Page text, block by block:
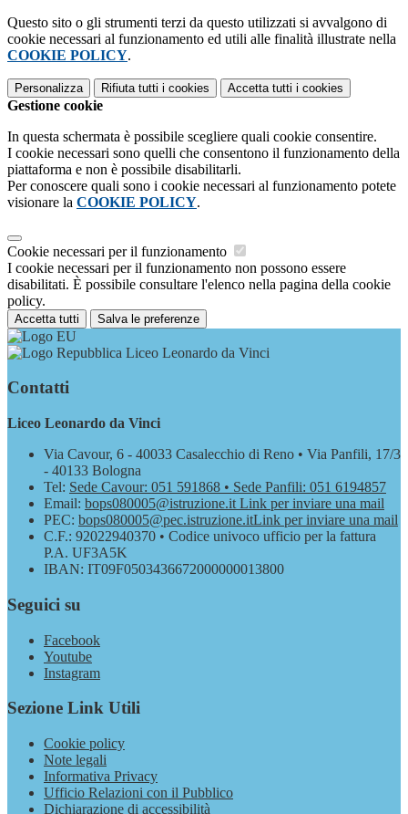
Questo sito o gli strumenti terzi da questo utilizzati si avvalgono di
cookie necessari al funzionamento ed utili alle finalità illustrate nella
COOKIE POLICY.
Personalizza Rifiuta tutti i cookies Accetta tutti i cookies
Gestione cookie
In questa schermata è possibile scegliere quali cookie consentire.
I cookie necessari sono quelli che consentono il funzionamento della
piattaforma e non è possibile disabilitarli.
Per conoscere quali sono i cookie necessari al funzionamento potete
visionare la COOKIE POLICY.
Cookie necessari per il funzionamento
I cookie necessari per il funzionamento non possono essere
disabilitati. È possibile consultare l'elenco nella pagina della cookie
policy.
Accetta tutti Salva le preferenze
Liceo Leonardo da Vinci
Contatti
Liceo Leonardo da Vinci
Via Cavour, 6 - 40033 Casalecchio di Reno • Via Panfili, 17/3
- 40133 Bologna
Tel: Sede Cavour: 051 591868 • Sede Panfili: 051 6194857
Email: bops080005@istruzione.it Link per inviare una mail
PEC: bops080005@pec.istruzione.itLink per inviare una mail
C.F.: 92022940370 • Codice univoco ufficio per la fattura
P.A. UF3A5K
IBAN: IT09F0503436672000000013800
Seguici su
Facebook
Youtube
Instagram
Sezione Link Utili
Cookie policy
Note legali
Informativa Privacy
Ufficio Relazioni con il Pubblico
Dichiarazione di accessibilità